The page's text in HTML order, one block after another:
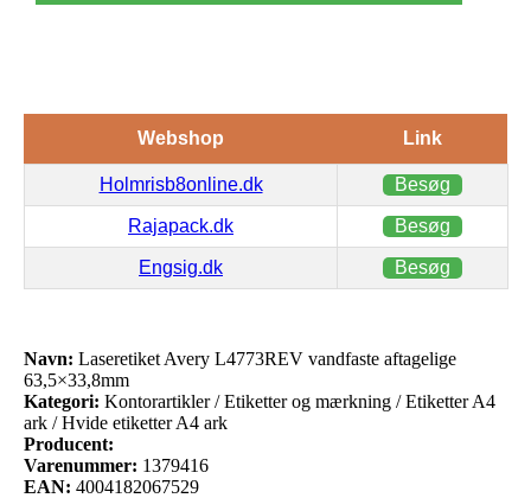
Webshop Link
Holmrisb8online.dk Besøg
Rajapack.dk Besøg
Engsig.dk Besøg
Navn: Laseretiket Avery L4773REV vandfaste aftagelige
63,5×33,8mm
Kategori: Kontorartikler / Etiketter og mærkning / Etiketter A4
ark / Hvide etiketter A4 ark
Producent:
Varenummer: 1379416
EAN: 4004182067529